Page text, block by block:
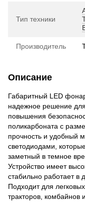
Тип техники
Производитель
Описание
Габаритный LED
надежное решение
повышения
поликарбоната с
прочность и удобный
светодиодами,
заметный в темное
Устройство имеет
стабильно работает в
Подходит для
тракторов, комбайнов